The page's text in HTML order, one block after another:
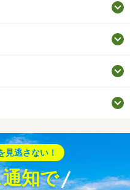
見逃さない！
知で